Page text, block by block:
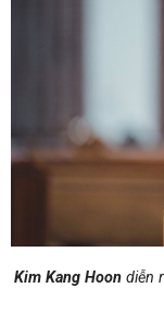
Kim Kang Hoon diễn